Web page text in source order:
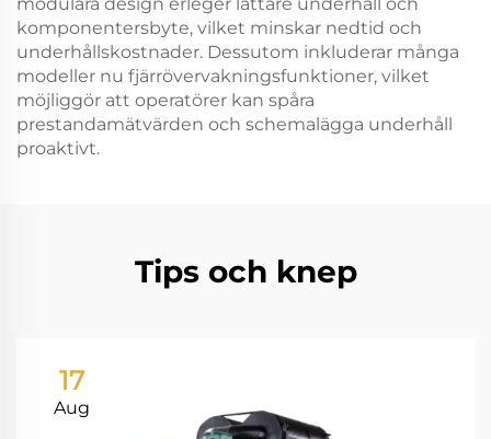
komponentersbyte, vilket minskar nedtid och
underhållskostnader. Dessutom inkluderar många
modeller nu fjärrövervakningsfunktioner, vilket
möjliggör att operatörer kan spåra
prestandamätvärden och schemalägga underhåll
proaktivt.
Tips och knep
17
Aug